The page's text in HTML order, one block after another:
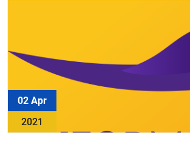
02 Apr
2021